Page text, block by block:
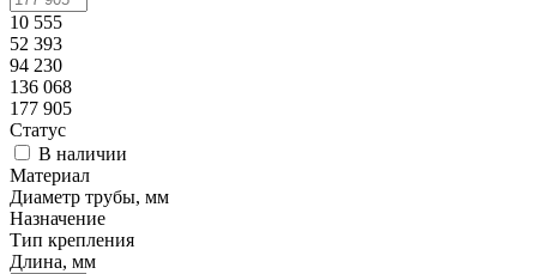
10 555
52 393
94 230
136 068
177 905
Статус
В наличии
Материал
Диаметр трубы, мм
Назначение
Тип крепления
Длина, мм